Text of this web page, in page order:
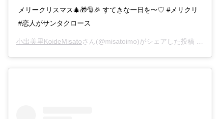
メリークリスマス🎄🎁🎅🎉 すてきな一日を〜♡ #メリクリ
#恋人がサンタクロース
小出美里KoideMisatoさん(@misatoimo)がシェアした投稿 –